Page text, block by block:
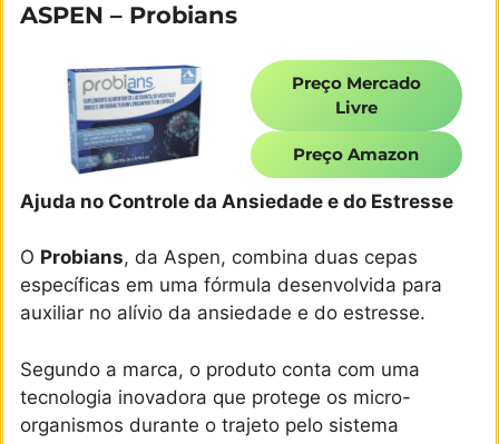
ASPEN – Probians
Preço Mercado
Livre
Preço Amazon
Ajuda no Controle da Ansiedade e do Estresse
O Probians, da Aspen, combina duas cepas
específicas em uma fórmula desenvolvida para
auxiliar no alívio da ansiedade e do estresse.
Segundo a marca, o produto conta com uma
tecnologia inovadora que protege os micro-
organismos durante o trajeto pelo sistema